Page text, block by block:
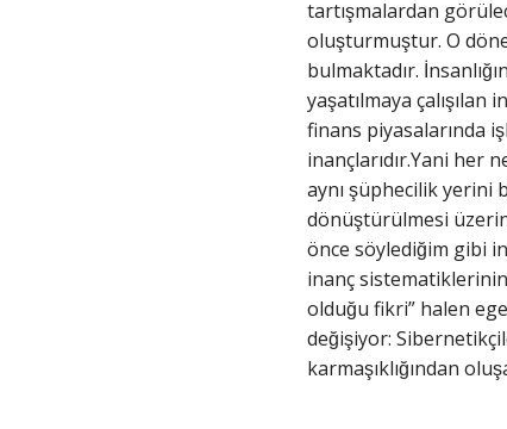
tartışmalardan
oluşturmuştur. O
bulmaktadır.
yaşatılmaya çalışılan
finans piyasalarında
inançlarıdır.Yani her
aynı şüphecilik yerini
dönüştürülmesi
önce söylediğim gibi
inanç sistematiklerinin
olduğu fikri” halen
değişiyor:
karmaşıklığından